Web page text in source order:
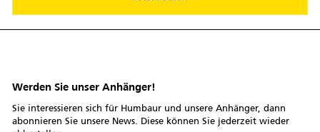
Werden Sie unser Anhänger!
Sie interessieren sich für Humbaur und unsere Anhänger, dann
abonnieren Sie unsere News. Diese können Sie jederzeit wieder